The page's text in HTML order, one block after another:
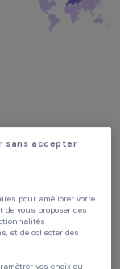
sans accepter